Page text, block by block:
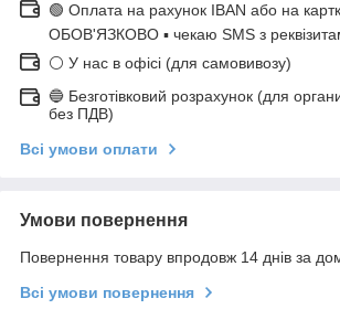
🟢 Оплата на рахунок IBAN або на
ОБОВ'ЯЗКОВО ▪ чекаю SMS з
⚪ У нас в офісі (для самовивозу)
🔵 Безготівковий розрахунок (для
без ПДВ)
Всі умови оплати
Умови повернення
Повернення товару впродовж 14 днів за
Всі умови повернення